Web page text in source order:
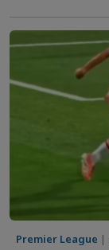
Premier League |